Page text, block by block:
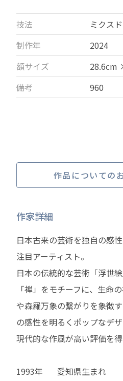
技法
ミクス
制作年
2024
額サイズ
28.6cm
備考
960
作品についての
作家詳細
日本古来の芸術を独自の感
注目アーティスト。
日本の伝統的な芸術「浮世
「禅」をモチーフに、生命
や森羅万象の繋がりを象徴
の感性を明るくポップなデ
現代的な作風が高い評価を得
1993年
愛知県生まれ